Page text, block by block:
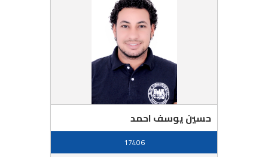
حسين يوسف احمد
17406